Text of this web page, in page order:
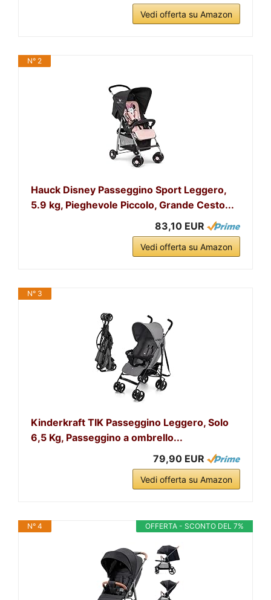
Vedi offerta su Amazon
N° 2
Hauck Disney Passeggino Sport Leggero,
5.9 kg, Pieghevole Piccolo, Grande Cesto...
83,10 EUR
Vedi offerta su Amazon
N° 3
Kinderkraft TIK Passeggino Leggero, Solo
6,5 Kg, Passeggino a ombrello...
79,90 EUR
Vedi offerta su Amazon
OFFERTA - SCONTO DEL 7%
N° 4